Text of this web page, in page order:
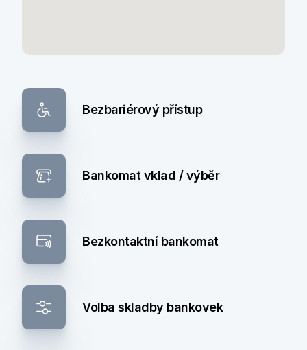
Bezbariérový přístup
Bankomat vklad / výběr
Bezkontaktní bankomat
Volba skladby bankovek